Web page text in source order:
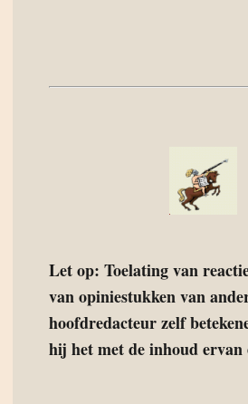
Let op: Toelating van
van opiniestukken van
hoofdredacteur zelf
hij het met de inhoud ervan